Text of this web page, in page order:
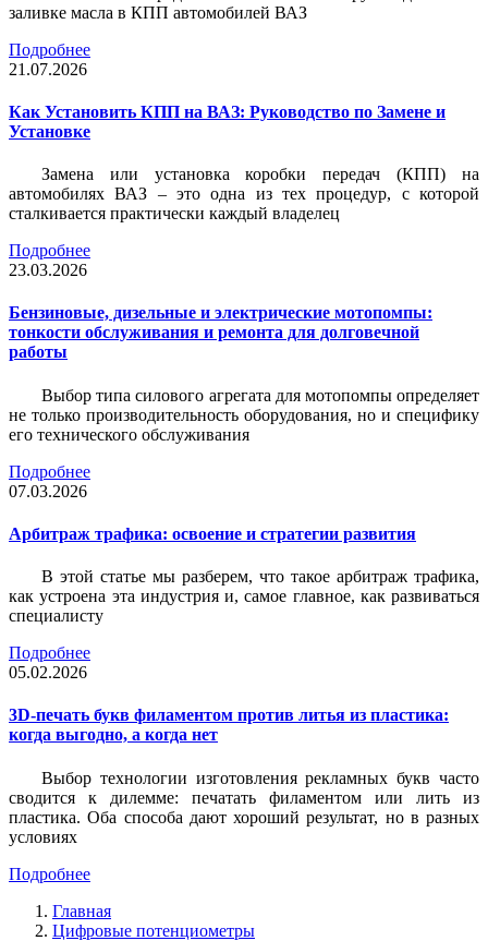
заливке масла в КПП автомобилей ВАЗ
Подробнее
21.07.2026
Как Установить КПП на ВАЗ: Руководство по Замене и
Установке
Замена или установка коробки передач (КПП) на
автомобилях ВАЗ – это одна из тех процедур, с которой
сталкивается практически каждый владелец
Подробнее
23.03.2026
Бензиновые, дизельные и электрические мотопомпы:
тонкости обслуживания и ремонта для долговечной
работы
Выбор типа силового агрегата для мотопомпы определяет
не только производительность оборудования, но и специфику
его технического обслуживания
Подробнее
07.03.2026
Арбитраж трафика: освоение и стратегии развития
В этой статье мы разберем, что такое арбитраж трафика,
как устроена эта индустрия и, самое главное, как развиваться
специалисту
Подробнее
05.02.2026
3D-печать букв филаментом против литья из пластика:
когда выгодно, а когда нет
Выбор технологии изготовления рекламных букв часто
сводится к дилемме: печатать филаментом или лить из
пластика. Оба способа дают хороший результат, но в разных
условиях
Подробнее
Главная
Цифровые потенциометры